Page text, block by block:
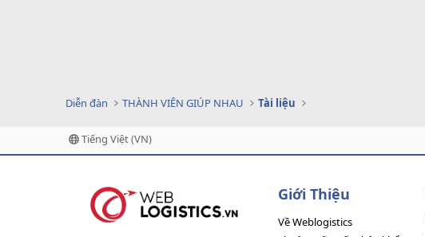
Diễn đàn THÀNH VIÊN GIÚP NHAU Tài liệu
Tiếng Việt (VN)
Giới Thiệu
Về Weblogistics